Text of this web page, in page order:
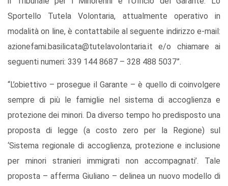
Sportello Tutela Volontaria, attualmente operativo in
modalità on line, è contattabile al seguente indirizzo e-mail:
azionefami.basilicata@tutelavolontaria.it e/o chiamare ai
seguenti numeri: 339 144 8687 – 328 488 5037”.
“L’obiettivo – prosegue il Garante – è quello di coinvolgere
sempre di più le famiglie nel sistema di accoglienza e
protezione dei minori. Da diverso tempo ho predisposto una
proposta di legge (a costo zero per la Regione) sul
‘Sistema regionale di accoglienza, protezione e inclusione
per minori stranieri immigrati non accompagnati’. Tale
proposta – afferma Giuliano – delinea un nuovo modello di